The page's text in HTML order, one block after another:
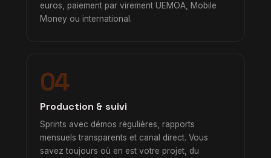
euros, paiement par virement UEMOA, Mobile
Money ou international.
04
Production & suivi
Sprints avec démos régulières, rapports
mensuels transparents et canal direct. Vous
savez toujours où en est votre projet, du